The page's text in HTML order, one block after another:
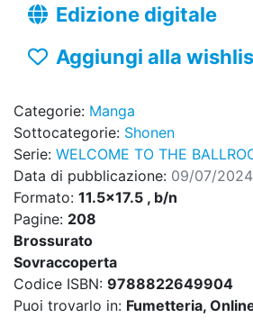
Edizione digitale
Aggiungi alla
Categorie: Manga
Sottocategorie: Shonen
Serie: WELCOME TO THE
Data di pubblicazione: 09/07/2024
Formato: 11.5x17.5 , b/n
Pagine: 208
Brossurato
Sovraccoperta
Codice ISBN: 9788822649904
Puoi trovarlo in: Fumetteria,